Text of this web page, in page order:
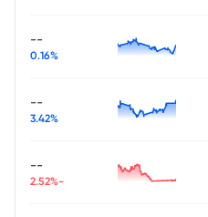
--
0.16%
--
3.42%
--
-2.52%